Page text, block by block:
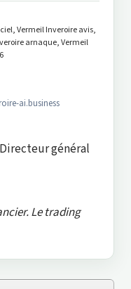
Vermeil Inveroire avis,
arnaque, Vermeil
ai.business
général
Le trading